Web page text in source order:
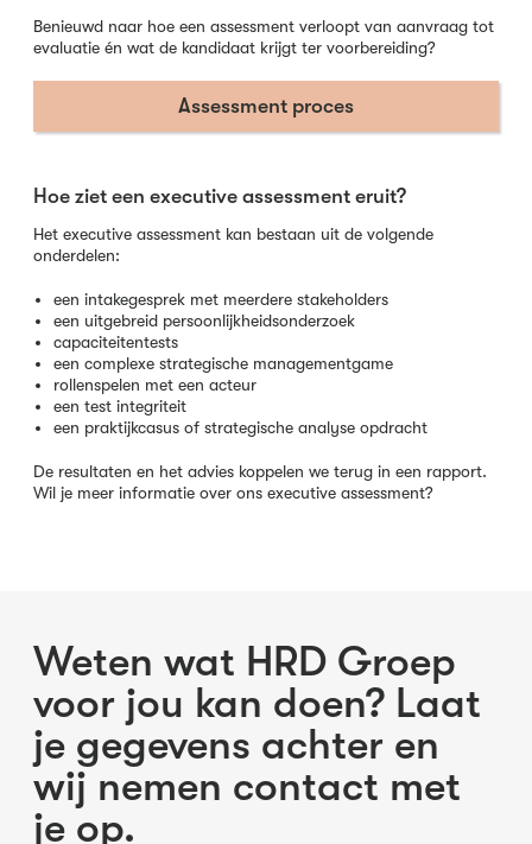
Benieuwd naar hoe een assessment verloopt van aanvraag tot
evaluatie én wat de kandidaat krijgt ter voorbereiding?
Assessment proces
Hoe ziet een executive assessment eruit?
Het executive assessment kan bestaan uit de volgende
onderdelen:
een intakegesprek met meerdere stakeholders
een uitgebreid persoonlijkheidsonderzoek
capaciteitentests
een complexe strategische managementgame
rollenspelen met een acteur
een test integriteit
een praktijkcasus of strategische analyse opdracht
De resultaten en het advies koppelen we terug in een rapport.
Wil je meer informatie over ons executive assessment?
Weten wat HRD Groep
voor jou kan doen? Laat
je gegevens achter en
wij nemen contact met
je op.